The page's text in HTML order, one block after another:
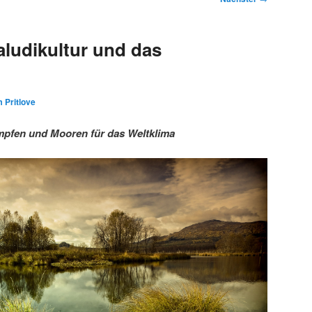
und das
Pritlove
und Mooren für das Weltklima